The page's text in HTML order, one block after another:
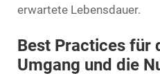
erwartete Lebensdauer.
Best Practices für
Umgang und die